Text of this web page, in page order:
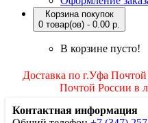
Корзина покупок
0 товар(ов) - 0.00 р.
В корзине пусто!
Доставка по г.Уфа
Почтой России в
Контактная информация